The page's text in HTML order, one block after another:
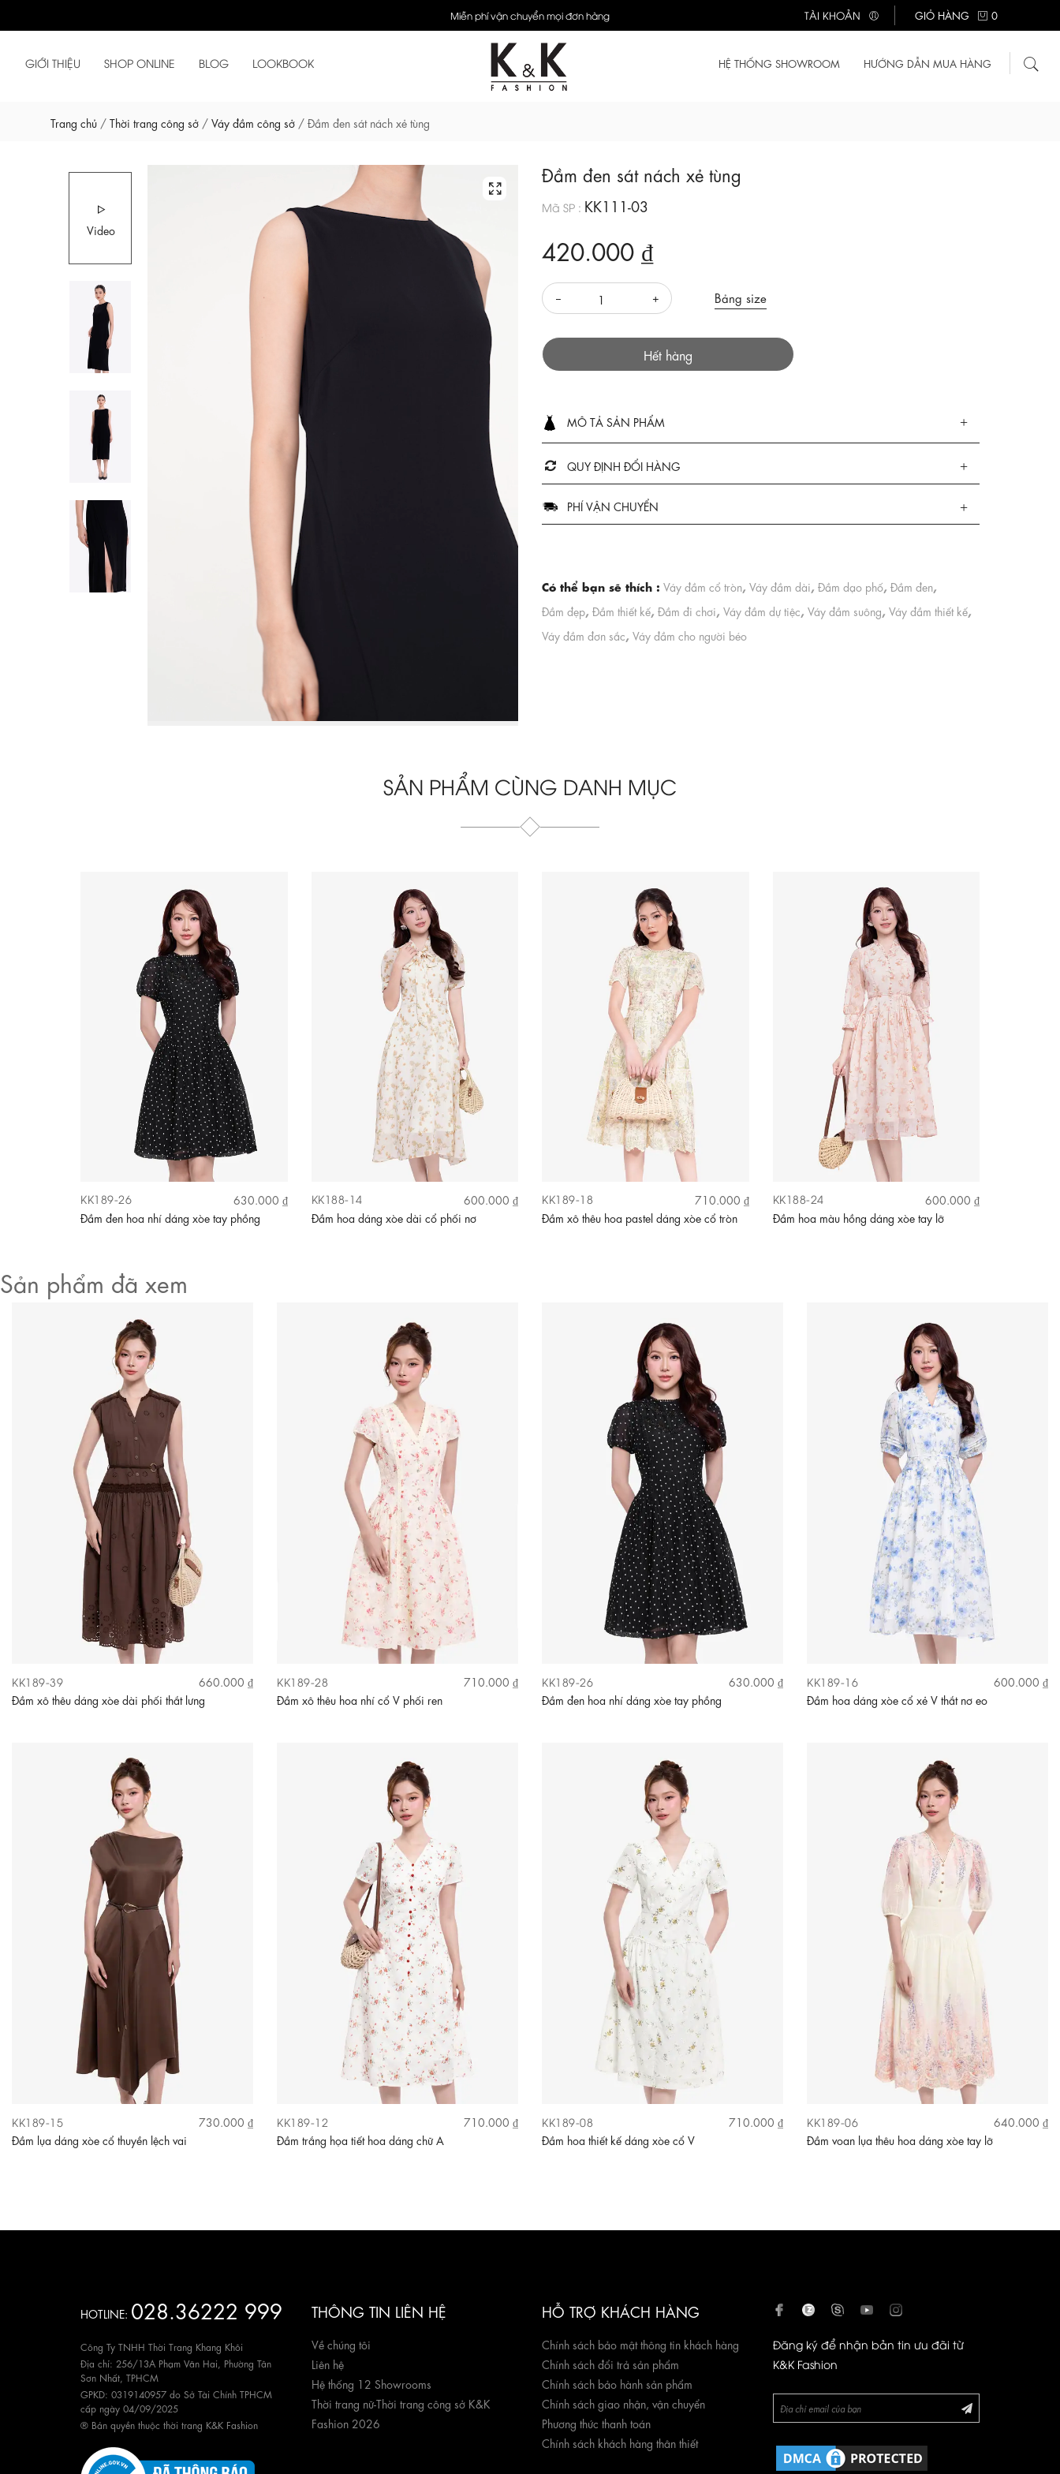
Miễn phí vận chuyển mọi đơn hàng TÀI KHOẢN GIỎ HÀNG 0
GIỚI THIỆU SHOP ONLINE BLOG LOOKBOOK HỆ THỐNG SHOWROOM HƯỚNG DẪN MUA HÀNG
Trang chủ / Thời trang công sở / Váy đầm công sở / Đầm đen sát nách xẻ tùng
Video
Video
Đầm đen sát nách xẻ tùng
Mã SP : KK111-03
420.000 ₫
Bảng size
Hết hàng
MÔ TẢ SẢN PHẨM
QUY ĐỊNH ĐỔI HÀNG
PHÍ VẬN CHUYỂN
Có thể bạn sẽ thích : Váy đầm cổ tròn, Váy đầm dài, Đầm dạo phố, Đầm đen,
Đầm đẹp, Đầm thiết kế, Đầm đi chơi, Váy đầm dự tiệc, Váy đầm suông, Váy đầm thiết kế,
Váy đầm đơn sắc, Váy đầm cho người béo
SẢN PHẨM CÙNG DANH MỤC
KK189-26
630.000 ₫
Đầm đen hoa nhí dáng xòe tay phồng
KK188-14
600.000 ₫
Đầm hoa dáng xòe dài cổ phối nơ
KK189-18
710.000 ₫
Đầm xô thêu hoa pastel dáng xòe cổ tròn
KK188-24
600.000 ₫
Đầm hoa màu hồng dáng xòe tay lỡ
Sản phẩm đã xem
KK189-39
660.000 ₫
Đầm xô thêu dáng xòe dài phối thắt lưng
KK189-28
710.000 ₫
Đầm xô thêu hoa nhí cổ V phối ren
KK189-26
630.000 ₫
Đầm đen hoa nhí dáng xòe tay phồng
KK189-16
600.000 ₫
Đầm hoa dáng xòe cổ xẻ V thắt nơ eo
KK189-15
730.000 ₫
Đầm lụa dáng xòe cổ thuyền lệch vai
KK189-12
710.000 ₫
Đầm trắng họa tiết hoa dáng chữ A
KK189-08
710.000 ₫
Đầm hoa thiết kế dáng xòe cổ V
KK189-06
640.000 ₫
Đầm voan lụa thêu hoa dáng xòe tay lỡ
HOTLINE: 028.36222 999
Công Ty TNHH Thời Trang Khang Khôi
Địa chỉ: 256/13A Phạm Văn Hai, Phường Tân
Sơn Nhất, TPHCM
GPKD: 0319140957 do Sở Tài Chính TPHCM
cấp ngày 04/09/2025
® Bản quyền thuộc thời trang K&K Fashion
THÔNG TIN LIÊN HỆ
Về chúng tôi
Liên hệ
Hệ thống 12 Showrooms
Thời trang nữ-Thời trang công sở K&K
Fashion 2026
HỖ TRỢ KHÁCH HÀNG
Chính sách bảo mật thông tin khách hàng
Chính sách đổi trả sản phẩm
Chính sách bảo hành sản phẩm
Chính sách giao nhận, vận chuyển
Phương thức thanh toán
Chính sách khách hàng thân thiết
Đăng ký để nhận bản tin ưu đãi từ
K&K Fashion